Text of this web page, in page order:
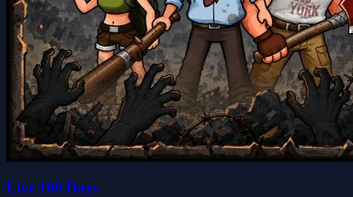
Live 100 Days